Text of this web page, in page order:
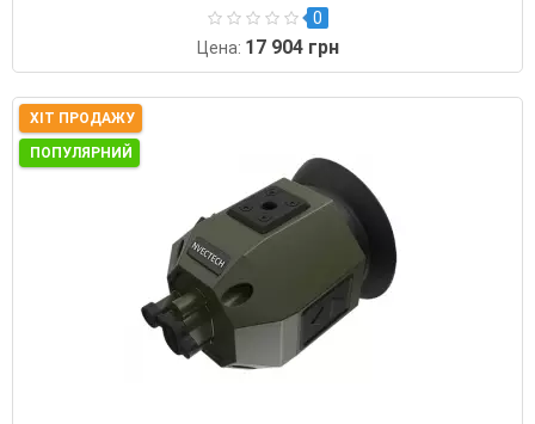
0
Цена: 17 904 грн
ХІТ ПРОДАЖУ
ПОПУЛЯРНИЙ